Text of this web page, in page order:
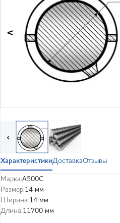
<
‹
ХарактеристикиДоставкаОтзывы
Марка:А500С
Размер:14 мм
Ширина:14 мм
Длина:11700 мм